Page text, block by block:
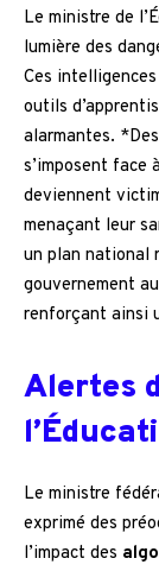
Le ministre de
lumière des
Ces
outils
alarmantes.
s’imposent face
deviennent
menaçant leur
un plan national
gouvernement
renforçant ainsi
Alertes
Le ministre
exprimé des
l’impact des